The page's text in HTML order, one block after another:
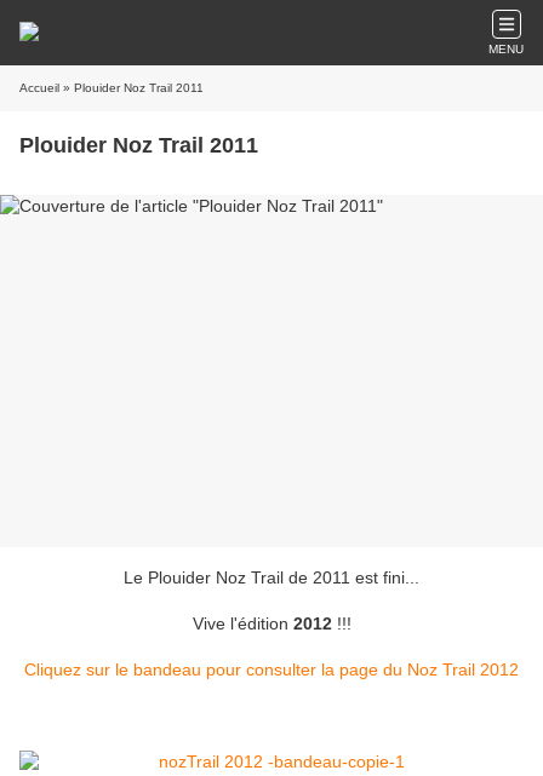
MENU
Accueil » Plouider Noz Trail 2011
Plouider Noz Trail 2011
Le Plouider Noz Trail de 2011 est fini...
Vive l'édition 2012!!!
Cliquez sur le bandeau pour consulter la page du Noz Trail 2012